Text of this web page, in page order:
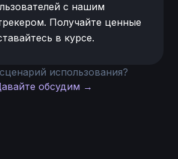
с нашим
Получайте ценные
в курсе.
использования?
обсудим →